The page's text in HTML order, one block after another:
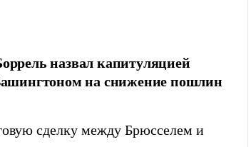
назвал капитуляцией
на снижение пошлин
сделку между Брюсселем и